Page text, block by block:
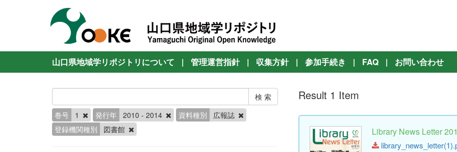
山口県地域学リポジトリについて | 管理運営指針 | 収集方針 | 参加手続き | FAQ | お問い合わせ
巻号 1 発行年 2010 - 2014 資料種別
広報誌
登録機関種別
図書館
Result 1 Item
Library News Letter